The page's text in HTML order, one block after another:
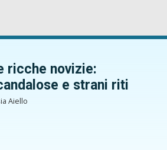
ricche novizie:
e strani riti
Aiello